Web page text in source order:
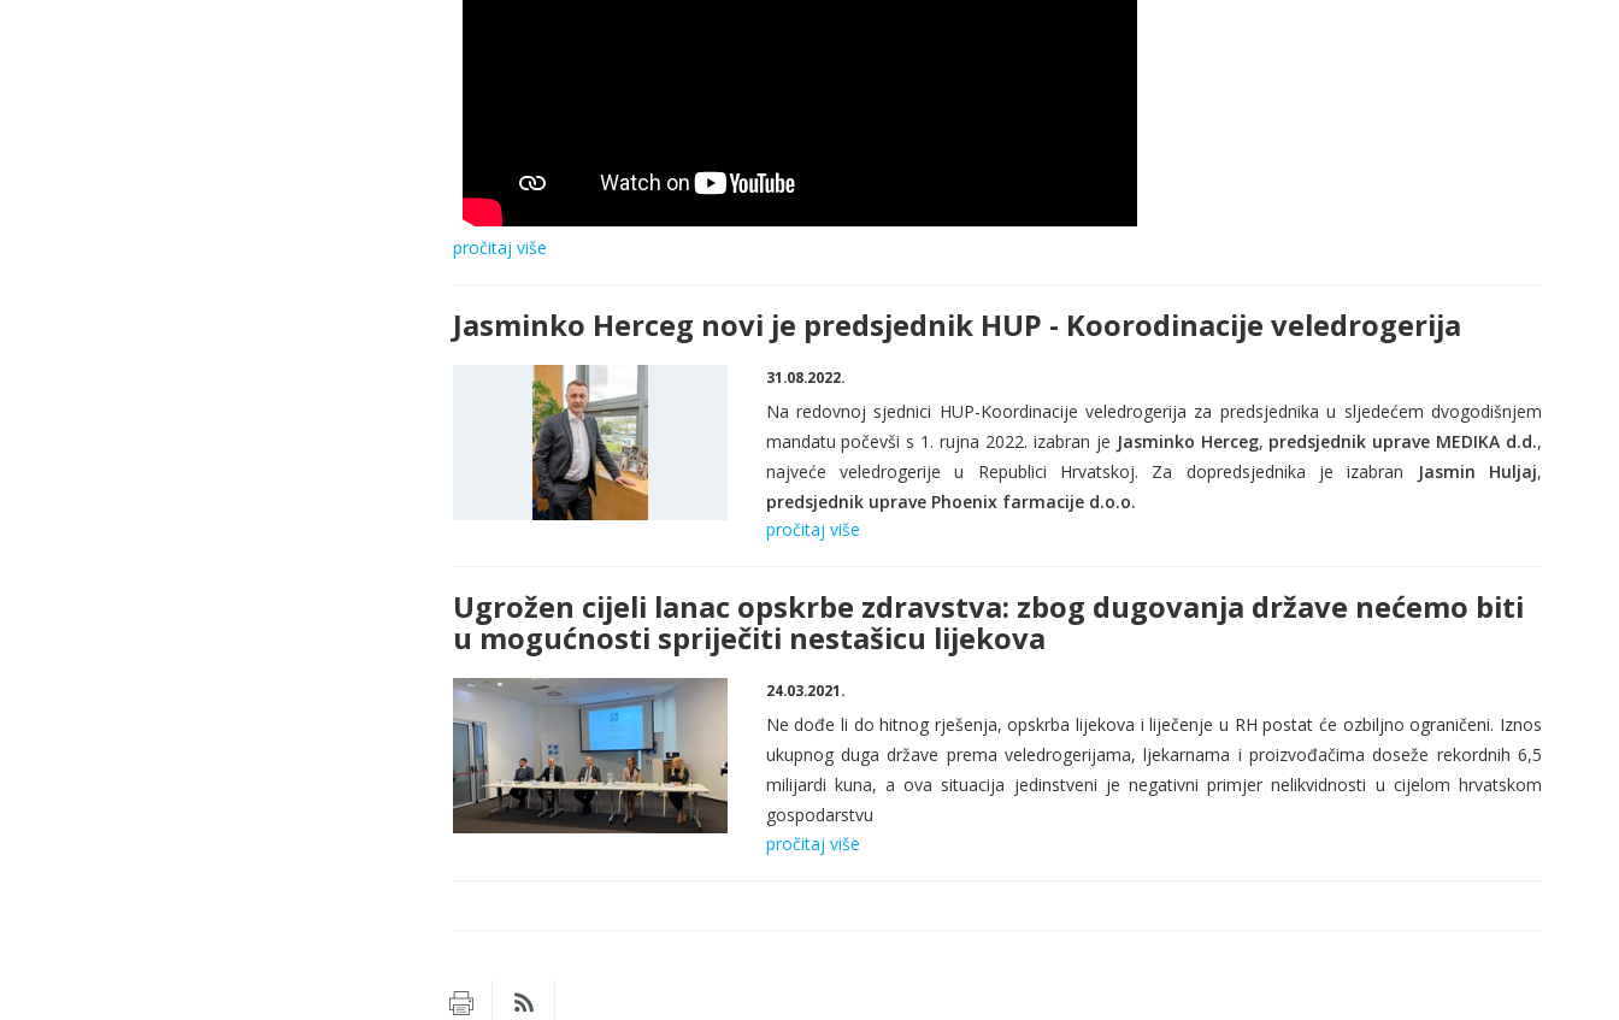
pročitaj više
Jasminko Herceg novi je predsjednik HUP - Koorodinacije veledrogerija
31.08.2022.
Na redovnoj sjednici HUP-Koordinacije veledrogerija za predsjednika u sljedećem dvogodišnjem
mandatu počevši s 1 . rujna 2022. izabran je Jasminko Herceg, predsjednik uprave MEDIKA d.d.,
najveće veledrogerije u Republici Hrvatskoj. Za dopredsjednika je izabran Jasmin Huljaj,
predsjednik uprave Phoenix farmacije d.o.o.
pročitaj više
Ugrožen cijeli lanac opskrbe zdravstva: zbog dugovanja države nećemo biti
u mogućnosti spriječiti nestašicu lijekova
24.03.2021.
Ne dođe li do hitnog rješenja, opskrba lijekova i liječenje u RH postat će ozbiljno ograničeni. Iznos
ukupnog duga države prema veledrogerijama, ljekarnama i proizvođačima doseže rekordnih 6,5
milijardi kuna, a ova situacija jedinstveni je negativni primjer nelikvidnosti u cijelom hrvatskom
gospodarstvu
pročitaj više